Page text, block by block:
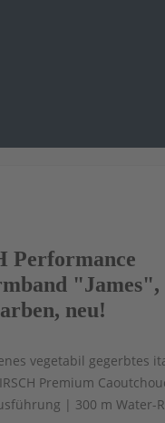
Performance
"James",
neu!
vegetabil gegerbtes
Premium
| 300 m Water-